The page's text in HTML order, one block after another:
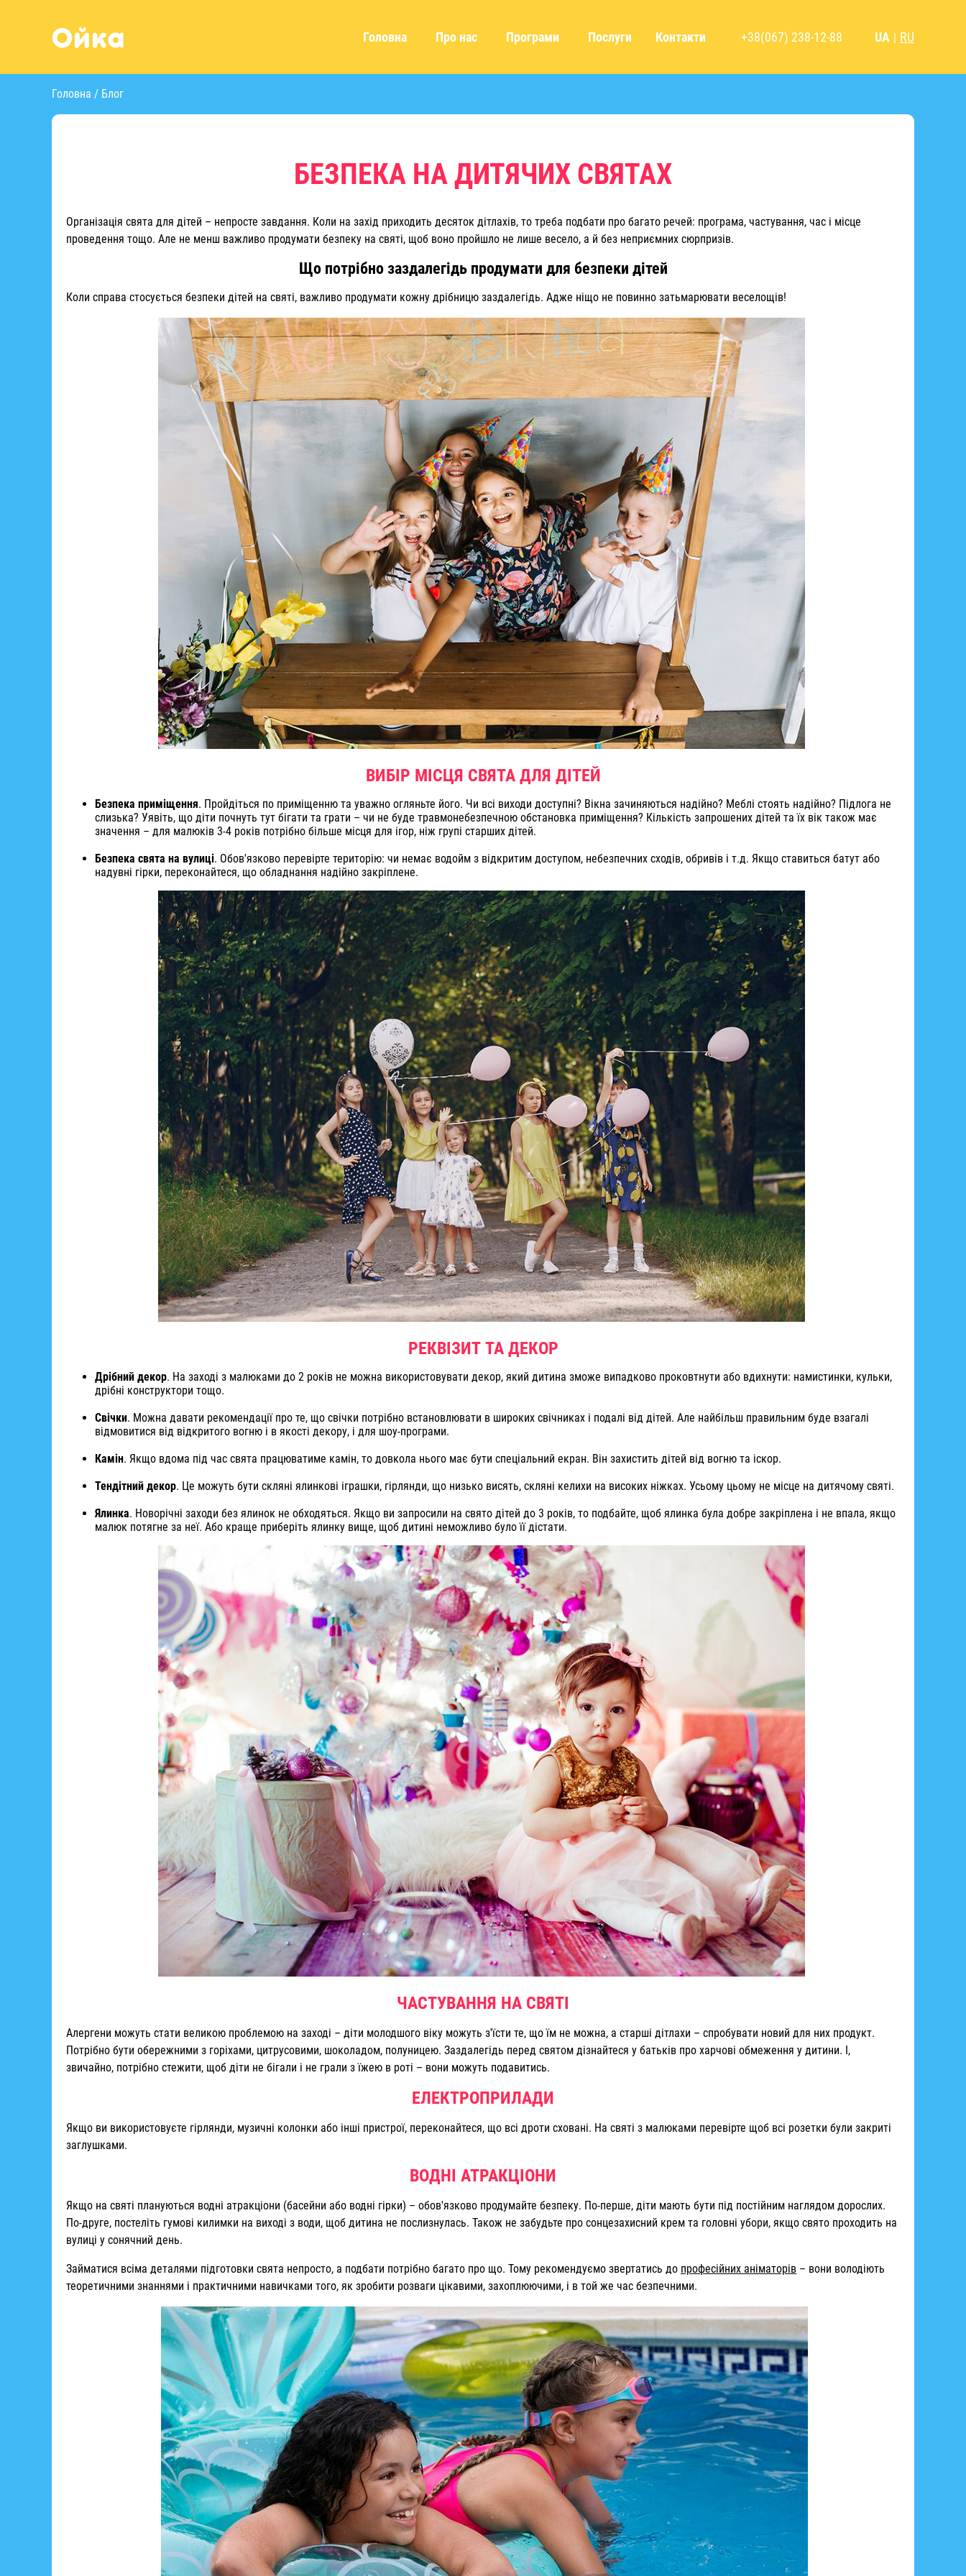
Головна Про нас Програми Послуги Контакти +38(067) 238-12-88 UA | RU
Головна / Блог
БЕЗПЕКА НА ДИТЯЧИХ СВЯТАХ
Організація свята для дітей – непросте завдання. Коли на захід приходить десяток дітлахів, то треба подбати про багато речей: програма, частування, час і місце
проведення тощо. Але не менш важливо продумати безпеку на святі, щоб воно пройшло не лише весело, а й без неприємних сюрпризів.
Що потрібно заздалегідь продумати для безпеки дітей
Коли справа стосується безпеки дітей на святі, важливо продумати кожну дрібницю заздалегідь. Адже ніщо не повинно затьмарювати веселощів!
ВИБІР МІСЦЯ СВЯТА ДЛЯ ДІТЕЙ
Безпека приміщення. Пройдіться по приміщенню та уважно огляньте його. Чи всі виходи доступні? Вікна зачиняються надійно? Меблі стоять надійно? Підлога не
слизька? Уявіть, що діти почнуть тут бігати та грати – чи не буде травмонебезпечною обстановка приміщення? Кількість запрошених дітей та їх вік також має
значення – для малюків 3-4 років потрібно більше місця для ігор, ніж групі старших дітей.
Безпека свята на вулиці. Обов'язково перевірте територію: чи немає водойм з відкритим доступом, небезпечних сходів, обривів і т.д. Якщо ставиться батут або
надувні гірки, переконайтеся, що обладнання надійно закріплене.
РЕКВІЗИТ ТА ДЕКОР
Дрібний декор. На заході з малюками до 2 років не можна використовувати декор, який дитина зможе випадково проковтнути або вдихнути: намистинки, кульки,
дрібні конструктори тощо.
Свічки. Можна давати рекомендації про те, що свічки потрібно встановлювати в широких свічниках і подалі від дітей. Але найбільш правильним буде взагалі
відмовитися від відкритого вогню і в якості декору, і для шоу-програми.
Камін. Якщо вдома під час свята працюватиме камін, то довкола нього має бути спеціальний екран. Він захистить дітей від вогню та іскор.
Тендітний декор. Це можуть бути скляні ялинкові іграшки, гірлянди, що низько висять, скляні келихи на високих ніжках. Усьому цьому не місце на дитячому святі.
Ялинка. Новорічні заходи без ялинок не обходяться. Якщо ви запросили на свято дітей до 3 років, то подбайте, щоб ялинка була добре закріплена і не впала, якщо
малюк потягне за неї. Або краще приберіть ялинку вище, щоб дитині неможливо було її дістати.
ЧАСТУВАННЯ НА СВЯТІ
Алергени можуть стати великою проблемою на заході – діти молодшого віку можуть з'їсти те, що їм не можна, а старші дітлахи – спробувати новий для них продукт.
Потрібно бути обережними з горіхами, цитрусовими, шоколадом, полуницею. Заздалегідь перед святом дізнайтеся у батьків про харчові обмеження у дитини. І,
звичайно, потрібно стежити, щоб діти не бігали і не грали з їжею в роті – вони можуть подавитись.
ЕЛЕКТРОПРИЛАДИ
Якщо ви використовуєте гірлянди, музичні колонки або інші пристрої, переконайтеся, що всі дроти сховані. На святі з малюками перевірте щоб всі розетки були закриті
заглушками.
ВОДНІ АТРАКЦІОНИ
Якщо на святі плануються водні атракціони (басейни або водні гірки) – обов'язково продумайте безпеку. По-перше, діти мають бути під постійним наглядом дорослих.
По-друге, постеліть гумові килимки на виході з води, щоб дитина не послизнулась. Також не забудьте про сонцезахисний крем та головні убори, якщо свято проходить на
вулиці у сонячний день.
Займатися всіма деталями підготовки свята непросто, а подбати потрібно багато про що. Тому рекомендуємо звертатись до професійних аніматорів – вони володіють
теоретичними знаннями і практичними навичками того, як зробити розваги цікавими, захоплюючими, і в той же час безпечними.